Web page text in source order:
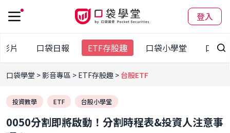
登入
片 口袋日報 ETF存股趣 口袋小學堂 口袋
口袋學堂 影音專區 ETF存股趣 台股ETF
投資教學 ETF 台股小學堂
0050分割即將啟動！分割時程表&投資人注意事